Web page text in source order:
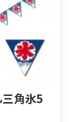
角氷5